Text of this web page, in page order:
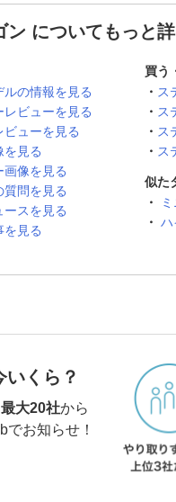
についてもっと詳
の情報を見る
ビューを見る
ビューを見る
を見る
画像を見る
質問を見る
ースを見る
を見る
買う
ス
ス
ス
ス
似た
ハ
いくら？
最大20社から
お知らせ！